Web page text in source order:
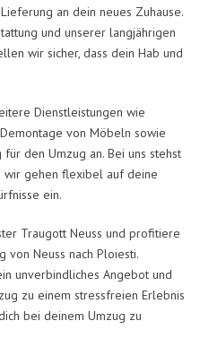
an dein neues Zuhause.
und unserer langjährigen
wir sicher, dass dein Hab und
Dienstleistungen wie
von Möbeln sowie
den Umzug an. Bei uns stehst
wir gehen flexibel auf deine
ein.
Traugott Neuss und profitiere
von Neuss nach Ploiesti.
unverbindliches Angebot und
zu einem stressfreien Erlebnis
bei deinem Umzug zu